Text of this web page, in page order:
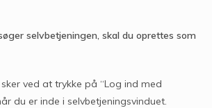
selvbetjeningen, skal du oprettes som
ved at trykke på “Log ind med
du er inde i selvbetjeningsvinduet.